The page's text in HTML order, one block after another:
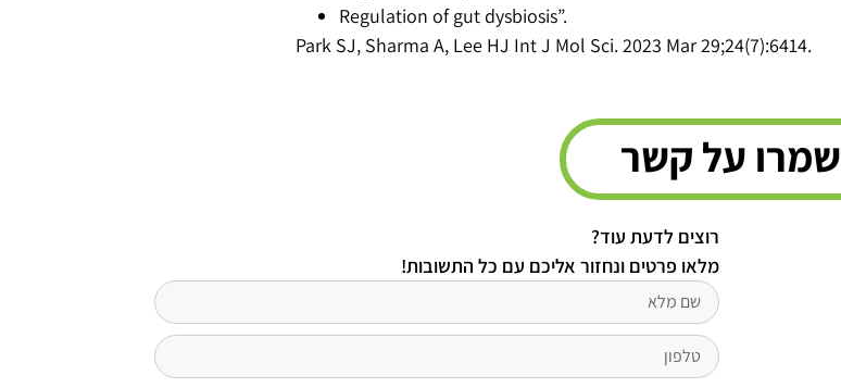
Regulation of gut dysbiosis”.
Park SJ, Sharma A, Lee HJ Int J Mol Sci. 2023 Mar 29;24(7):6414.
שמרו על קשר
רוצים לדעת עוד?
מלאו פרטים ונחזור אליכם עם כל התשובות!